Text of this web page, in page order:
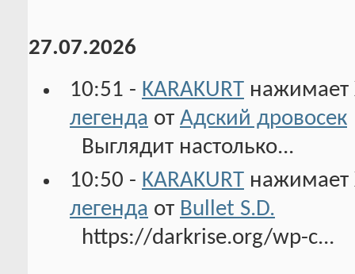
27.07.2026
10:51 - KARAKURT
легенда от Адский дровосек
Выглядит настолько...
10:50 - KARAKURT
легенда от Bullet S.D.
https://darkrise.org/wp-c...